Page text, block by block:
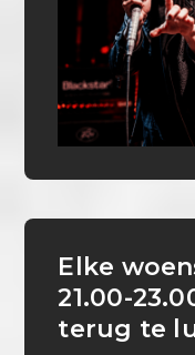
Elke
21.00-
terug te